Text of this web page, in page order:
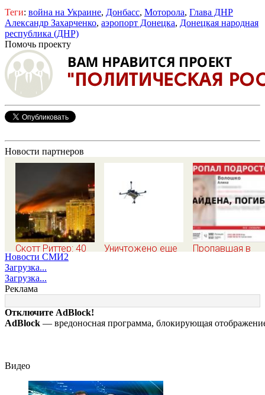
Теги: война на Украине, Донбасс, Моторола, Глава ДНР
Александр Захарченко, аэропорт Донецка, Донецкая народная
республика (ДНР)
Помочь проекту
Новости партнеров
Скотт Риттер: 40
дней "принуждения
России и Путина"
резко приблизили
крах режима
Зеленского
Уничтожено еще
Пропавшая в
Новости СМИ2
Загрузка...
Загрузка...
Реклама
Отключите AdBlock!
AdBlock — вредоносная программа, блокирующая
Видео